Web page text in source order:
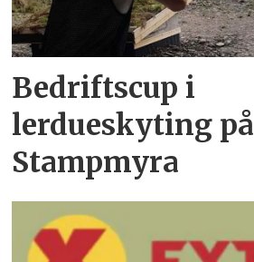
Bedriftscup i
lerdueskyting på
Stampmyra